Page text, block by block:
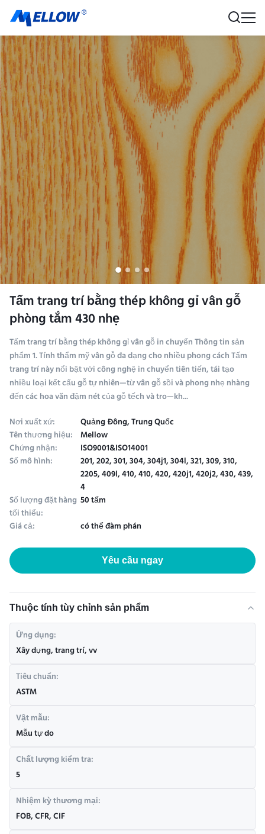
Tấm trang trí bằng thép không gỉ vân gỗ
phòng tắm 430 nhẹ
Tấm trang trí bằng thép không gỉ vân gỗ in chuyển Thông tin sản
phẩm 1. Tính thẩm mỹ vân gỗ đa dạng cho nhiều phong cách​ Tấm
trang trí này nổi bật với công nghệ in chuyển tiên tiến, tái tạo
nhiều loại kết cấu gỗ tự nhiên—từ vân gỗ sồi và phong nhẹ nhàng
đến các hoa văn đậm nét của gỗ tếch và tro—kh...
Nơi xuất xứ:
Quảng Đông, Trung Quốc
Tên thương hiệu: Mellow
Chứng nhận: ISO9001&ISO14001
Số mô hình: 201, 202, 301, 304, 304j1, 304l, 321, 309, 310,
2205, 409l, 410, 410, 420, 420j1, 420j2, 430, 439,
4
Số lượng đặt hàng
tối thiểu:
50 tấm
Giá cả:
có thể đàm phán
Yêu cầu ngay
Thuộc tính tùy chỉnh sản phẩm
Ứng dụng:
Xây dựng, trang trí, vv
Tiêu chuẩn:
ASTM
Vật mẫu:
Mẫu tự do
Chất lượng kiểm tra:
5
Nhiệm kỳ thương mại:
FOB, CFR, CIF